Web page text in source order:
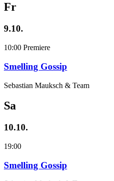
Fr
9.10.
10:00 Premiere
Smelling Gossip
Sebastian Mauksch & Team
Sa
10.10.
19:00
Smelling Gossip